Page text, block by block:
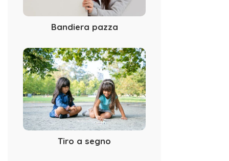
Bandiera pazza
Tiro a segno